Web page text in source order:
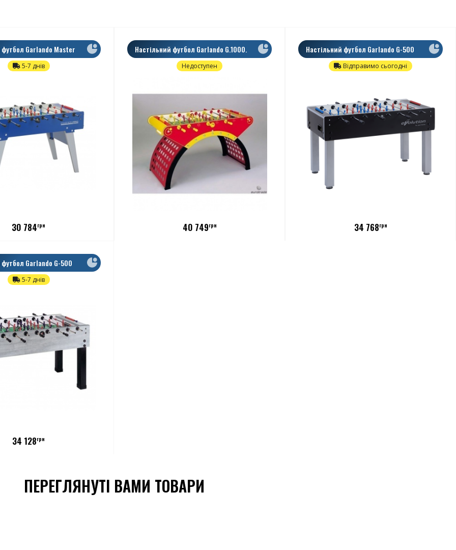
Garlando Master
5-7 днів
30 784грн
Настільний футбол Garlando G.1000.
Недоступен
40 749грн
Настільний футбол Garlando G-500
Evolution
Відправимо сьогодні
34 768грн
Garlando G-500
5-7 днів
34 128грн
ПЕРЕГЛЯНУТІ ВАМИ ТОВАРИ